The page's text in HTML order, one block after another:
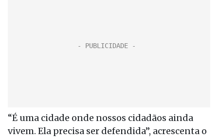
“É uma cidade onde nossos cidadãos ainda
vivem. Ela precisa ser defendida”, acrescenta o